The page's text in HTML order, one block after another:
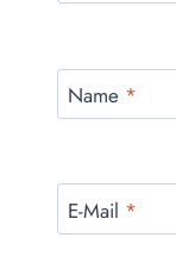
Name *
E-Mail *